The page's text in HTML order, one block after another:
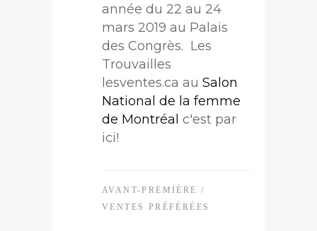
année du 22 au 24
mars 2019 au Palais
des Congrès. Les
Trouvailles
lesventes.ca au Salon
National de la femme
de Montréal c'est par
ici!
AVANT-PREMIÈRE /
VENTES PRÉFÉRÉES